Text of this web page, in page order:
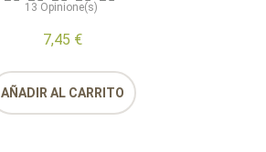
13 Opinione(s)
7,45 €
AÑADIR AL CARRITO